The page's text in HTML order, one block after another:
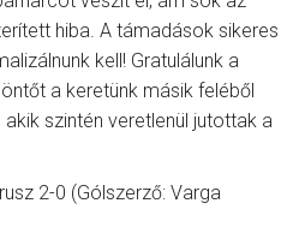
hiba. A támadások sikeres
kell! Gratulálunk a
a keretünk másik feléből
szintén veretlenül jutottak a
2-0 (Gólszerző: Varga